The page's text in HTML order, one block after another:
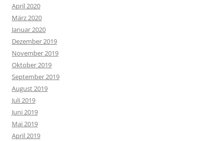
April 2020
März 2020
Januar 2020
Dezember 2019
November 2019
Oktober 2019
September 2019
August 2019
Juli 2019
Juni 2019
Mai 2019
April 2019